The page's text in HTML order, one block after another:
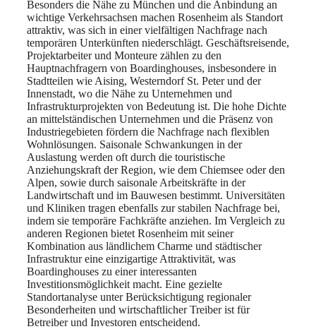
Besonders die Nähe zu München und die Anbindung an
wichtige Verkehrsachsen machen Rosenheim als Standort
attraktiv, was sich in einer vielfältigen Nachfrage nach
temporären Unterkünften niederschlägt. Geschäftsreisende,
Projektarbeiter und Monteure zählen zu den
Hauptnachfragern von Boardinghouses, insbesondere in
Stadtteilen wie Aising, Westerndorf St. Peter und der
Innenstadt, wo die Nähe zu Unternehmen und
Infrastrukturprojekten von Bedeutung ist. Die hohe Dichte
an mittelständischen Unternehmen und die Präsenz von
Industriegebieten fördern die Nachfrage nach flexiblen
Wohnlösungen. Saisonale Schwankungen in der
Auslastung werden oft durch die touristische
Anziehungskraft der Region, wie dem Chiemsee oder den
Alpen, sowie durch saisonale Arbeitskräfte in der
Landwirtschaft und im Bauwesen bestimmt. Universitäten
und Kliniken tragen ebenfalls zur stabilen Nachfrage bei,
indem sie temporäre Fachkräfte anziehen. Im Vergleich zu
anderen Regionen bietet Rosenheim mit seiner
Kombination aus ländlichem Charme und städtischer
Infrastruktur eine einzigartige Attraktivität, was
Boardinghouses zu einer interessanten
Investitionsmöglichkeit macht. Eine gezielte
Standortanalyse unter Berücksichtigung regionaler
Besonderheiten und wirtschaftlicher Treiber ist für
Betreiber und Investoren entscheidend.